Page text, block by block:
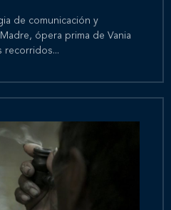
de comunicación y
ópera prima de Vania
recorridos...